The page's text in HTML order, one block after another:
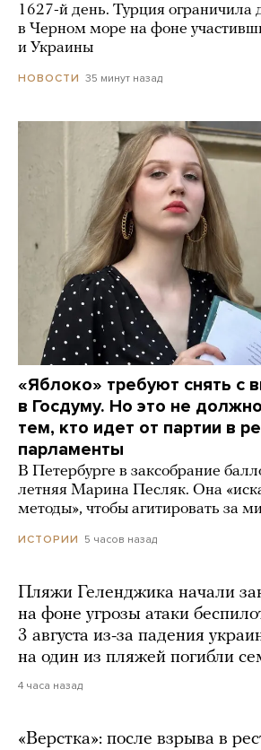
1627-й день. Турция ограничила
в Черном море на фоне
и Украины
НОВОСТИ 35 минут назад
«Яблоко» требуют снять с
в Госдуму. Но это не
тем, кто идет от партии в
парламенты
В Петербурге в заксобрание
летняя Марина Песляк. Она
методы», чтобы агитировать за
ИСТОРИИ 5 часов назад
Пляжи Геленджика начали
на фоне угрозы атаки
3 августа из-за падения
на один из пляжей погибли
4 часа назад
«Верстка»: после взрыва в